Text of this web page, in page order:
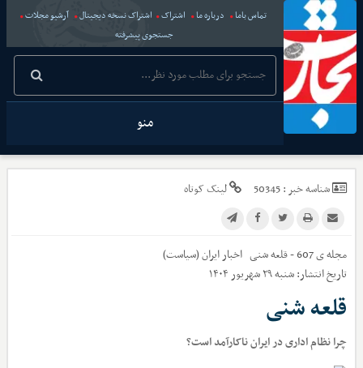
تماس باما درباره ما اشتراک اشتراک نسخه دیجیتال
آرشیو مجلات
جستجوی پیشرفته
منو
شناسه خبر :50345 لینک کوتاه
مجله ی 607 - قلعه شنی اخبارایران (سیاست)
تاریخ انتشار:شنبه ۲۹ شهریور ۱۴۰۴
قلعه شنی
چرا نظام اداری در ایران ناکارآمد است؟